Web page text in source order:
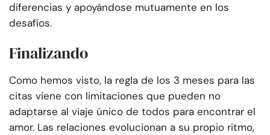
diferencias y apoyándose mutuamente en los
desafíos.
Finalizando
Como hemos visto, la regla de los 3 meses para las
citas viene con limitaciones que pueden no
adaptarse al viaje único de todos para encontrar el
amor. Las relaciones evolucionan a su propio ritmo,